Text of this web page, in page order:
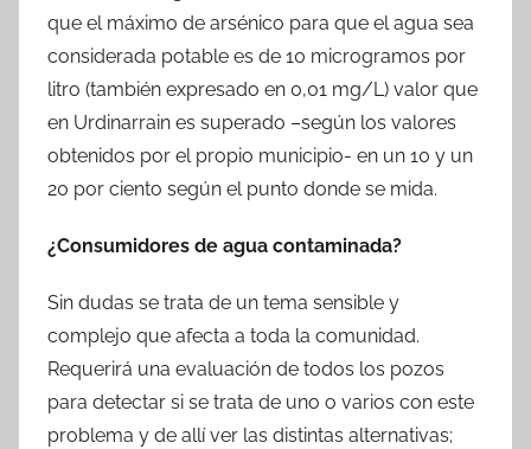
que el máximo de arsénico para que el agua sea
considerada potable es de 10 microgramos por
litro (también expresado en 0,01 mg/L) valor que
en Urdinarrain es superado –según los valores
obtenidos por el propio municipio- en un 10 y un
20 por ciento según el punto donde se mida.
¿Consumidores de agua contaminada?
Sin dudas se trata de un tema sensible y
complejo que afecta a toda la comunidad.
Requerirá una evaluación de todos los pozos
para detectar si se trata de uno o varios con este
problema y de allí ver las distintas alternativas;